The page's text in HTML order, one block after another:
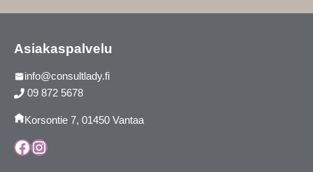
Asiakaspalvelu
info@consultlady.fi
09 872 5678
Korsontie 7, 01450 Vantaa
Facebook
Instagram